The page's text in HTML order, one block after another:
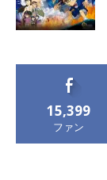
15,399
ファン